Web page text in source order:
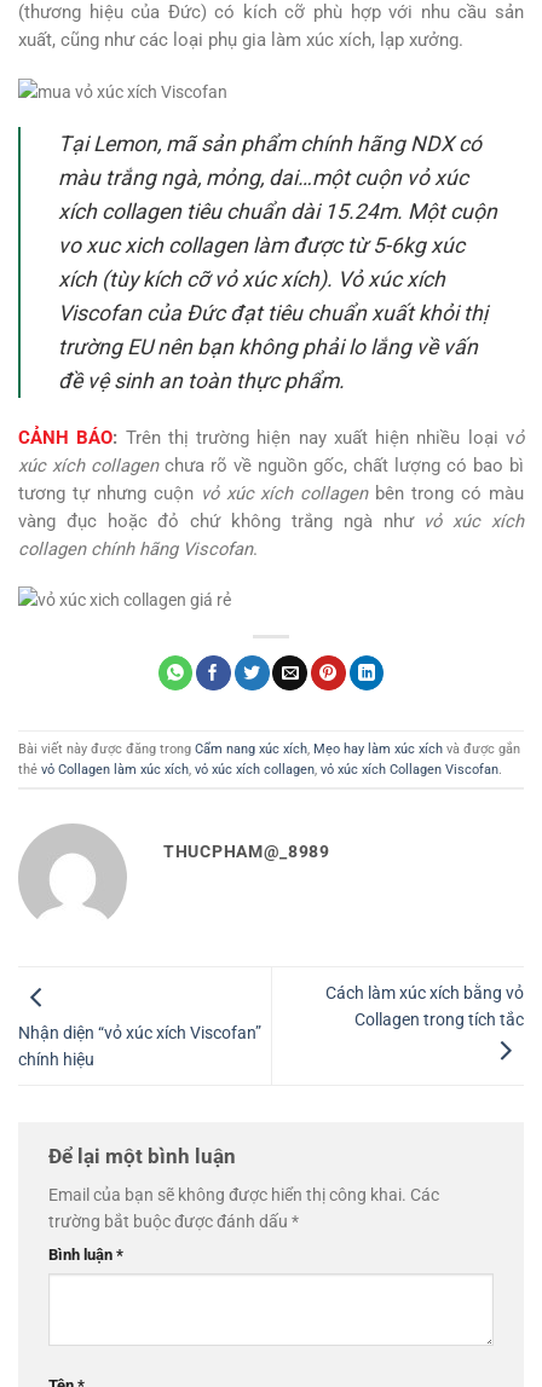
(thương hiệu của Đức) có kích cỡ phù hợp với nhu cầu sản
xuất, cũng như các loại phụ gia làm xúc xích, lạp xưởng.
Tại Lemon, mã sản phẩm chính hãng NDX có
màu trắng ngà, mỏng, dai…một cuộn vỏ xúc
xích collagen tiêu chuẩn dài 15.24m. Một cuộn
vo xuc xich collagen làm được từ 5-6kg xúc
xích (tùy kích cỡ vỏ xúc xích). Vỏ xúc xích
Viscofan của Đức đạt tiêu chuẩn xuất khỏi thị
trường EU nên bạn không phải lo lắng về vấn
đề vệ sinh an toàn thực phẩm.
CẢNH BÁO: Trên thị trường hiện nay xuất hiện nhiều loại vỏ
xúc xích collagenchưa rõ về nguồn gốc, chất lượng có bao bì
tương tự nhưng cuộn vỏ xúc xích collagenbên trong có màu
vàng đục hoặc đỏ chứ không trắng ngà như vỏ xúc xích
collagen chính hãng Viscofan.
Bài viết này được đăng trong Cẩm nang xúc xích Mẹo hay làm xúc xích và được gắn
thẻ vỏ Collagen làm xúc xích vỏ xúc xích collagen vỏ xúc xích Collagen Viscofan
THUCPHAM@_8989
Nhận diện “vỏ xúc xích Viscofan”
chính hiệu
Cách làm xúc xích bằng vỏ
Collagen trong tích tắc
Để lại một bình luận
Email của bạn sẽ không được hiển thị công khai. Các
trường bắt buộc được đánh dấu *
Bình luận *